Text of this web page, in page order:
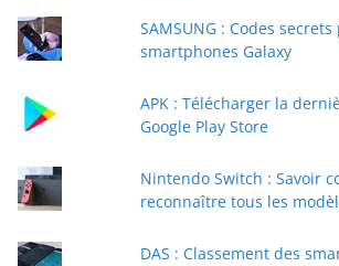
SAMSUNG : Codes
smartphones Galaxy
APK : Télécharger la
Google Play Store
Nintendo Switch : Savoir
reconnaître tous les
DAS : Classement des